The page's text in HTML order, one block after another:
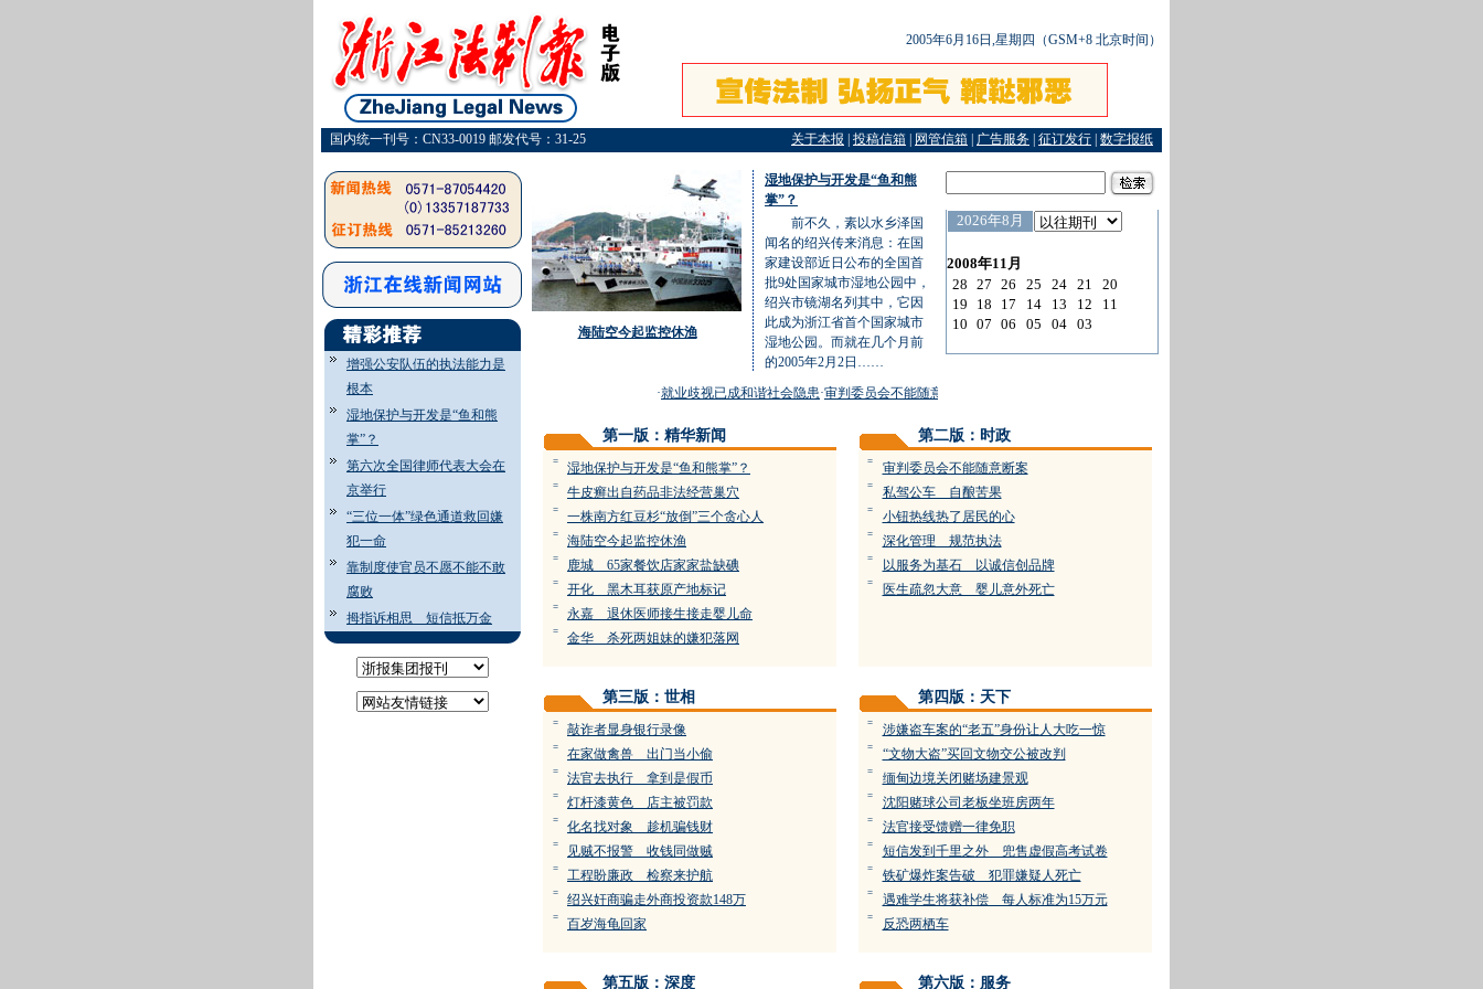
2005年6月16日,星期四（GSM+8 北京时间）
国内统一刊号：CN33-0019 邮发代号：31-25 关于本报 投稿信箱 网管信箱 广告服务 征订发行 数字报纸
增强公安队伍的执法能力是
根本
湿地保护与开发是“鱼和熊
掌”？
第六次全国律师代表大会在
京举行
“三位一体”绿色通道救回嫌
犯一命
靠制度使官员不愿不能不敢
腐败
拇指诉相思 短信抵万金
海陆空今起监控休渔
湿地保护与开发是“鱼和熊
掌”？
前不久，素以水乡泽国
闻名的绍兴传来消息：在国
家建设部近日公布的全国首
批9处国家城市湿地公园中，
绍兴市镜湖名列其中，它因
此成为浙江省首个国家城市
湿地公园。而就在几个月前
的2005年2月2日……
就业歧视已成和谐社会隐患·审判委员会不能随意断案
第一版：精华新闻
= 湿地保护与开发是“鱼和熊掌”？
= 牛皮癣出自药品非法经营巢穴
= 一株南方红豆杉“放倒”三个贪心人
= 海陆空今起监控休渔
= 鹿城 65家餐饮店家家盐缺碘
= 开化 黑木耳获原产地标记
= 永嘉 退休医师接生接走婴儿命
= 金华 杀死两姐妹的嫌犯落网
第二版：时政
= 审判委员会不能随意断案
= 私驾公车 自酿苦果
= 小钮热线热了居民的心
= 深化管理 规范执法
= 以服务为基石 以诚信创品牌
= 医生疏忽大意 婴儿意外死亡
第三版：世相
= 敲诈者显身银行录像
= 在家做禽兽 出门当小偷
= 法官去执行 拿到是假币
= 灯杆漆黄色 店主被罚款
= 化名找对象 趁机骗钱财
= 见贼不报警 收钱同做贼
= 工程盼廉政 检察来护航
= 绍兴奸商骗走外商投资款148万
= 百岁海龟回家
第四版：天下
= 涉嫌盗车案的“老五”身份让人大吃一惊
= “文物大盗”买回文物交公被改判
= 缅甸边境关闭赌场建景观
= 沈阳赌球公司老板坐班房两年
= 法官接受馈赠一律免职
= 短信发到千里之外 兜售虚假高考试卷
= 铁矿爆炸案告破 犯罪嫌疑人死亡
= 遇难学生将获补偿 每人标准为15万元
= 反恐两栖车
第五版：深度 第六版：服务